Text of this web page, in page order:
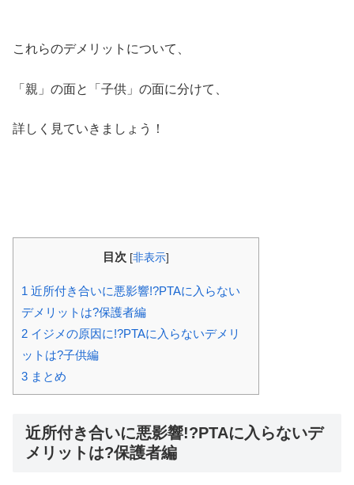
これらのデメリットについて、
「親」の面と「子供」の面に分けて、
詳しく見ていきましょう！
目次 [非表示]
1 近所付き合いに悪影響!?PTAに入らない
デメリットは?保護者編
2 イジメの原因に!?PTAに入らないデメリ
ットは?子供編
3 まとめ
近所付き合いに悪影響!?PTAに入らないデ
メリットは?保護者編